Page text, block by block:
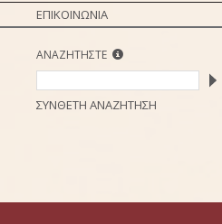
ΕΠΙΚΟΙΝΩΝΙΑ
ΑΝΑΖΗΤΗΣΤΕ
ΣΥΝΘΕΤΗ ΑΝΑΖΗΤΗΣΗ